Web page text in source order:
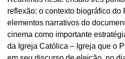
reflexão: o contexto biográfico do
elementos narrativos do
cinema como importante
da Igreja Católica – Igreja que o